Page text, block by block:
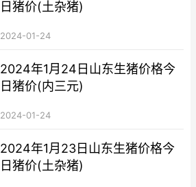
日猪价(土杂猪)
2024-01-24
2024年1月24日山东生猪价格今
日猪价(内三元)
2024-01-24
2024年1月23日山东生猪价格今
日猪价(土杂猪)